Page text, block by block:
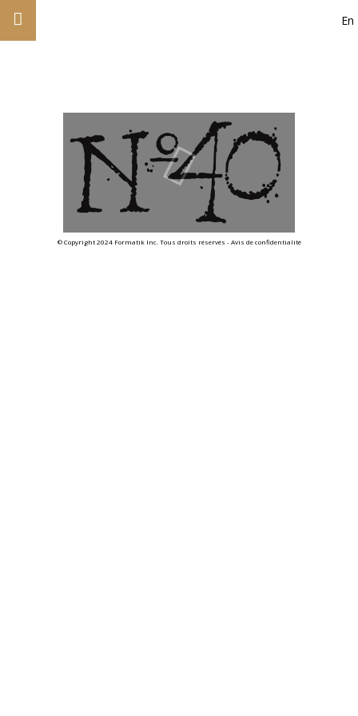
En
© Copyright 2024 Formatik Inc. Tous droits réservés -Avis de confidentialité